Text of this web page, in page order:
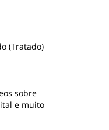
(Tratado)
sobre
e muito